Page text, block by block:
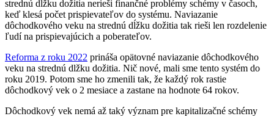
strednú dĺžku dožitia nerieši finančné problémy schémy v časoch,
keď klesá počet prispievateľov do systému. Naviazanie
dôchodkového veku na strednú dĺžku dožitia tak rieši len rozdelenie
ľudí na prispievajúcich a poberateľov.
Reforma z roku 2022 prináša opätovné naviazanie dôchodkového
veku na strednú dlžku dožitia. Nič nové, mali sme tento systém do
roku 2019. Potom sme ho zmenili tak, že každý rok rastie
dôchodkový vek o 2 mesiace a zastane na hodnote 64 rokov.
Dôchodkový vek nemá až taký význam pre kapitalizačné schémy